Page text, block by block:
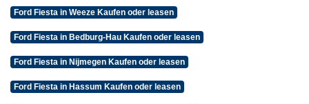
Ford Fiesta in Weeze Kaufen oder leasen
Ford Fiesta in Bedburg-Hau Kaufen oder leasen
Ford Fiesta in Nijmegen Kaufen oder leasen
Ford Fiesta in Hassum Kaufen oder leasen